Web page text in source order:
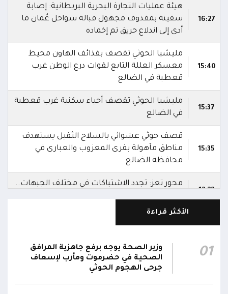
16:27
هيئة عمليات التجارة البحرية البريطانية: إصابة
سفينة بمقذوف مجهول قبالة سواحل عُمان ما
أدى إلى اندلاع حريق تم إخماده
15:40
مليشيا الحوثي تقصف بقذائف الهاون محيط
معسكر العللة التابع لقوات درع الوطن غرب
قعطبة في الضالع
15:37
مليشيا الحوثي تقصف أحياء سكنية غرب قعطبة
في الضالع
15:35
قصف حوثي عشوائي بالسلاح الثقيل يستهدف
مناطق مآهولة بقرى المعزوب والعبارى في
محافظة الضالع
12:22
محور تعز: تجدد الاشتباكات في مختلف الجبهات..
الجبهات والمحاور التابعة للقوات المسلحة،
بمختلف تشكيلاتها ووحداتها ومنتسبيها
الأكثر قراءة
01
وزير الصحة يوجه برفع جاهزية المرافق
الصحية في حضرموت ومأرب لإسعاف
جرحى الهجوم الحوثي